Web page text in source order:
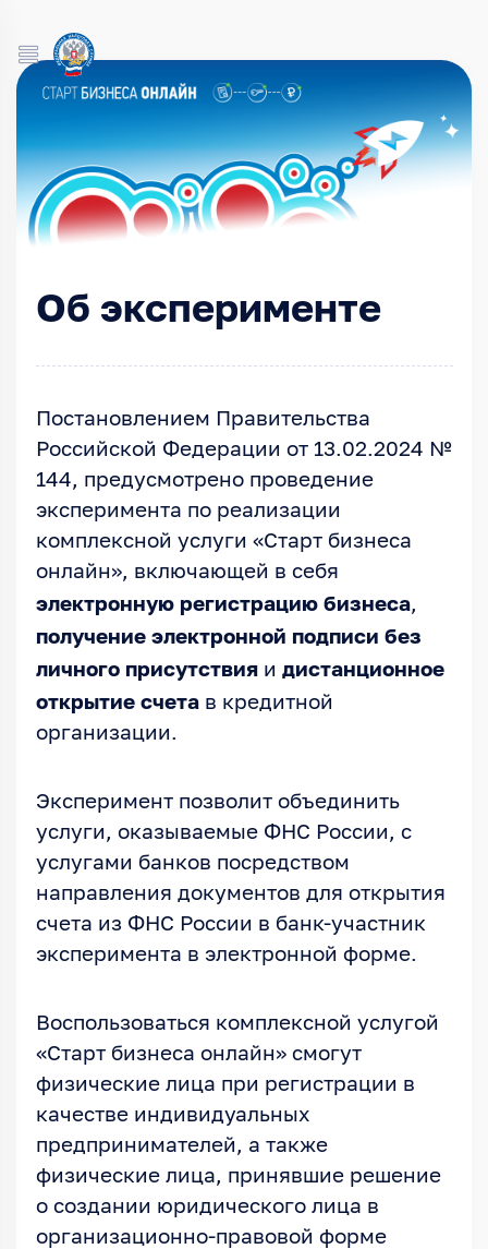
Об эксперименте
Постановлением Правительства
Российской Федерации от 13.02.2024 №
144, предусмотрено проведение
эксперимента по реализации
комплексной услуги «Старт бизнеса
онлайн», включающей в себя
электронную регистрацию бизнеса,
получение электронной подписи без
личного присутствияи дистанционное
открытие счетав кредитной
организации.
Эксперимент позволит объединить
услуги, оказываемые ФНС России, с
услугами банков посредством
направления документов для открытия
счета из ФНС России в банк-участник
эксперимента в электронной форме.
Воспользоваться комплексной услугой
«Старт бизнеса онлайн» смогут
физические лица при регистрации в
качестве индивидуальных
предпринимателей, а также
физические лица, принявшие решение
о создании юридического лица в
организационно-правовой форме